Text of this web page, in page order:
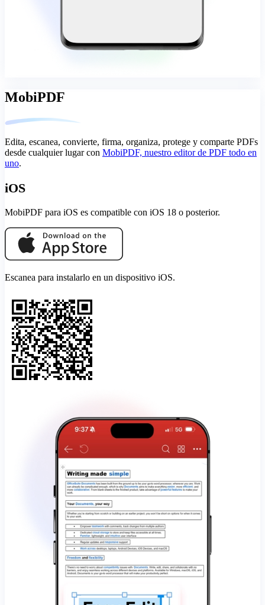
MobiPDF
Edita, escanea, convierte, firma, organiza, protege y comparte PDFs
desde cualquier lugar con MobiPDF, nuestro editor de PDF todo en
uno.
iOS
MobiPDF para iOS es compatible con iOS 18 o posterior.
Escanea para instalarlo en un dispositivo iOS.